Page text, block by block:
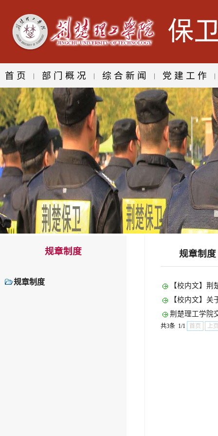
首页 | 部门概况 | 综合新闻 | 党建工作 |
规章制度
规章制度
规章制度
【校内文】
【校内文】
荆楚理工学院
共3条 1/1 首页 上